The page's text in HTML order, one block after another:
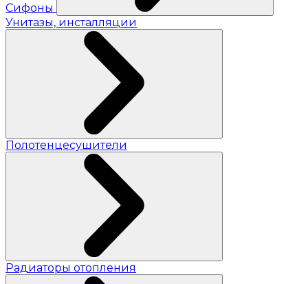
Сифоны
Унитазы, инсталляции
Полотенцесушители
Радиаторы отопления